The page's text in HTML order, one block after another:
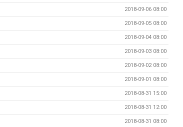
2018-09-06 08:00
2018-09-05 08:00
2018-09-04 08:00
2018-09-03 08:00
2018-09-02 08:00
2018-09-01 08:00
2018-08-31 15:00
2018-08-31 12:00
2018-08-31 08:00